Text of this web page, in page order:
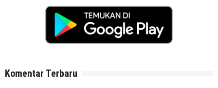
Komentar Terbaru